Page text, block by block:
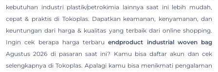
kebutuhan industri plastik/petrokimia lainnya saat ini lebih mudah,
cepat & praktis di Tokoplas. Dapatkan keamanan, kenyamanan, dan
keuntungan dari harga & kualitas yang terbaik dari online shopping.
Ingin cek berapa harga terbaruendproduct industrial woven bag
Agustus 2026 di pasaran saat ini? Kamu bisa daftar akun dan cek
selengkapnya di Tokoplas. Apalagi kamu bisa menikmati pengalaman